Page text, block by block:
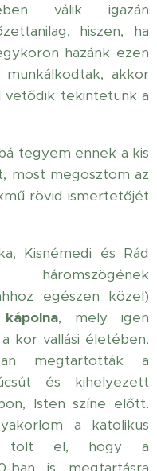
válik igazán
hiszen, ha
hazánk ezen
akkor
vetődik tekintetünk a
tegyem ennek a kis
most megosztom az
rövid ismertetőjét
Kisnémedi és Rád
egészen közel)
, mely igen
kor vallási életében.
megtartották a
és kihelyezett
Isten színe előtt.
a katolikus
tölt el, hogy a